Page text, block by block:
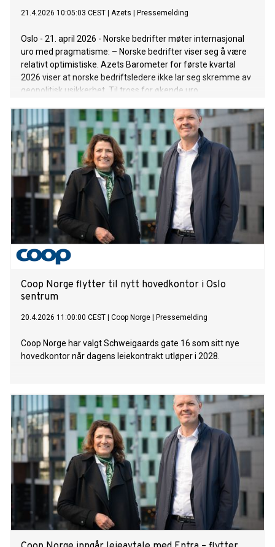
21.4.2026 10:05:03 CEST Azets Pressemelding
Oslo - 21. april 2026 - Norske bedrifter møter internasjonal
uro med pragmatisme: – Norske bedrifter viser seg å være
relativt optimistiske. Azets Barometer for første kvartal
2026 viser at norske bedriftsledere ikke lar seg skremme av
geopolitisk usikkerhet. Til tross for økende uro,
inn i 2026 med høyere optimisme enn sammenlignbare
markeder.
Coop Norge flytter til nytt hovedkontor i Oslo
sentrum
20.4.2026 11:00:00 CEST Coop Norge Pressemelding
Coop Norge har valgt Schweigaards gate 16 som sitt nye
hovedkontor når dagens leiekontrakt utløper i 2028.